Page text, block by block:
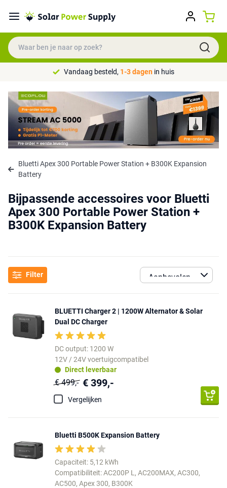
Vandaag besteld, 1-3 dagen in huis
Bluetti Apex 300 Portable Power Station + B300K Expansion
Battery
Bijpassende accessoires voor Bluetti
Apex 300 Portable Power Station +
B300K Expansion Battery
Filter
BLUETTI Charger 2 | 1200W Alternator & Solar
Dual DC Charger
DC output: 1200 W
12V / 24V voertuigcompatibel
Direct leverbaar
€ 499,- € 399,-
Vergelijken
Bluetti B500K Expansion Battery
Capaciteit: 5,12 kWh
Compatibiliteit: AC200P L, AC200MAX, AC300,
AC500, Apex 300, B300K